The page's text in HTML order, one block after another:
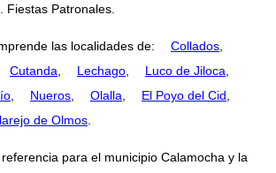
Fiestas Patronales.
las localidades de: Collados
Cutanda Lechago Luco de Jiloca
Nueros Olalla El Poyo del Cid
de Olmos
para el municipio Calamocha y la